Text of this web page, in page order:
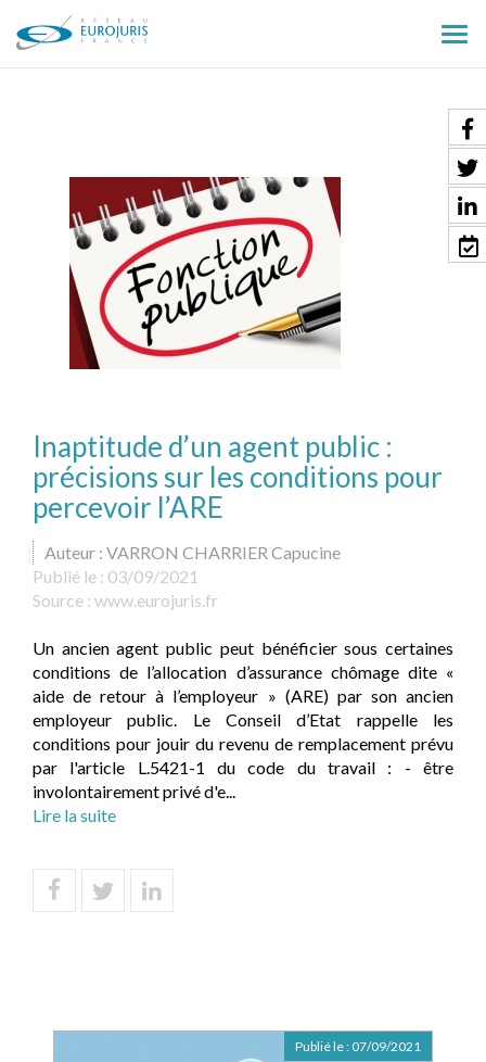
le
Inaptitude d’un agent public :
précisions sur les conditions pour
percevoir l’ARE
Auteur : VARRON CHARRIER Capucine
Publié le : 03/09/2021
Source : www.eurojuris.fr
Un ancien agent public peut bénéficier sous certaines
conditions de l’allocation d’assurance chômage dite «
aide de retour à l’employeur » (ARE) par son ancien
employeur public. Le Conseil d’Etat rappelle les
conditions pour jouir du revenu de remplacement prévu
par l'article L.5421-1 du code du travail : - être
involontairement privé d'e...
Lire la suite
Publié le : 07/09/2021